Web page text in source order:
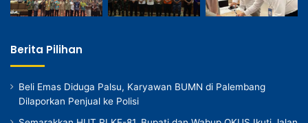
Berita Pilihan
Beli Emas Diduga Palsu, Karyawan BUMN di Palembang
Dilaporkan Penjual ke Polisi